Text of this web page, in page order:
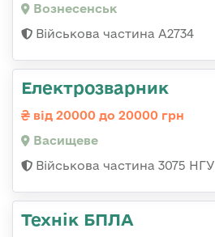
Вознесенськ
Військова частина А2734
Електрозварник
від 20000 до 20000 грн
Васищеве
Військова частина 3075 НГУ
Технік БПЛА